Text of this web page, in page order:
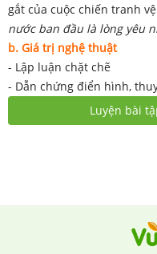
gắt của cuộc chiến tranh
nước ban đầu là lòng yêu
b. Giá trị nghệ thuật
- Lập luận chặt chẽ
- Dẫn chứng điển hình,
Luyện bài